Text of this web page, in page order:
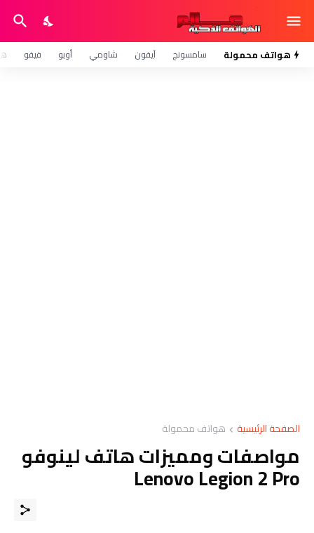
هواتف محمولة سامسونج آيفون شاومي أوبو فيفو
الصفحة الرئيسية هواتف محمولة
مواصفات ومميزات هاتف لينوفو
Lenovo Legion 2 Pro